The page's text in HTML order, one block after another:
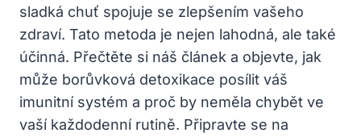
sladká chuť spojuje se zlepšením vašeho​
zdraví. Tato metoda je​ nejen lahodná,⁣ ale také
účinná.​ Přečtěte si náš ‌článek a objevte, ​jak
může ⁢borůvková detoxikace ‍posílit váš
imunitní systém​ a proč ‍by ‍neměla chybět ve
vaší každodenní rutině. Připravte se na